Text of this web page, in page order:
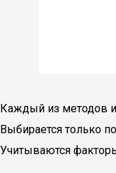
Каждый из методов
Выбирается только
Учитываются